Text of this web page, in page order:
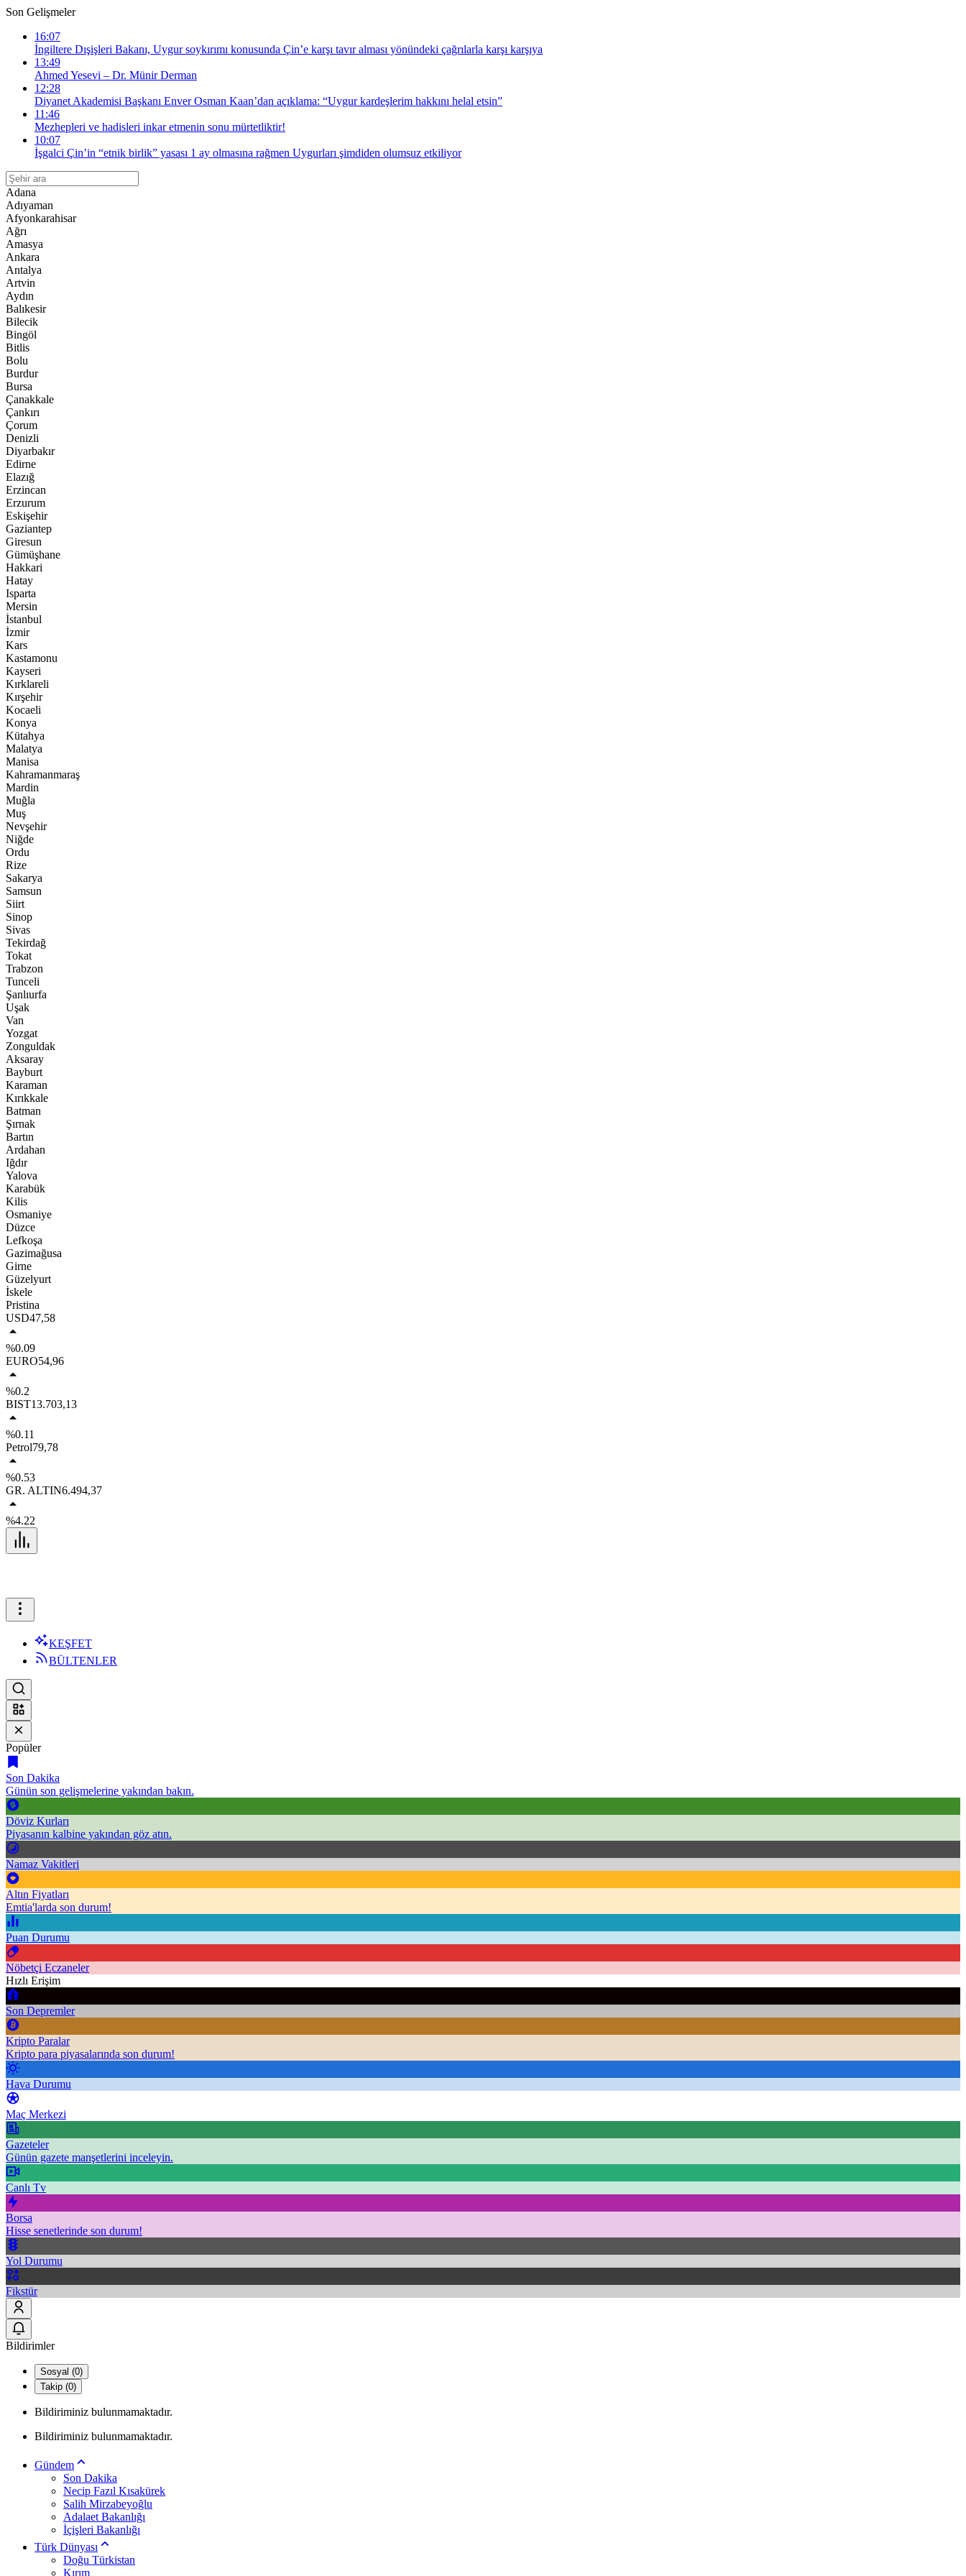
Son Gelişmeler
16:07
İngiltere Dışişleri Bakanı, Uygur soykırımı konusunda Çin’e karşı tavır alması yönündeki çağrılarla karşı karşıya
13:49
Ahmed Yesevi – Dr. Münir Derman
12:28
Diyanet Akademisi Başkanı Enver Osman Kaan’dan açıklama: “Uygur kardeşlerim hakkını helal etsin”
11:46
Mezhepleri ve hadisleri inkar etmenin sonu mürtetliktir!
10:07
İşgalci Çin’in “etnik birlik” yasası 1 ay olmasına rağmen Uygurları şimdiden olumsuz etkiliyor
Adana
Adıyaman
Afyonkarahisar
Ağrı
Amasya
Ankara
Antalya
Artvin
Aydın
Balıkesir
Bilecik
Bingöl
Bitlis
Bolu
Burdur
Bursa
Çanakkale
Çankırı
Çorum
Denizli
Diyarbakır
Edirne
Elazığ
Erzincan
Erzurum
Eskişehir
Gaziantep
Giresun
Gümüşhane
Hakkari
Hatay
Isparta
Mersin
İstanbul
İzmir
Kars
Kastamonu
Kayseri
Kırklareli
Kırşehir
Kocaeli
Konya
Kütahya
Malatya
Manisa
Kahramanmaraş
Mardin
Muğla
Muş
Nevşehir
Niğde
Ordu
Rize
Sakarya
Samsun
Siirt
Sinop
Sivas
Tekirdağ
Tokat
Trabzon
Tunceli
Şanlıurfa
Uşak
Van
Yozgat
Zonguldak
Aksaray
Bayburt
Karaman
Kırıkkale
Batman
Şırnak
Bartın
Ardahan
Iğdır
Yalova
Karabük
Kilis
Osmaniye
Düzce
Lefkoşa
Gazimağusa
Girne
Güzelyurt
İskele
Pristina
USD47,58
%0.09
EURO54,96
%0.2
BIST13.703,13
%0.11
Petrol79,78
%0.53
GR. ALTIN6.494,37
%4.22
KEŞFET
BÜLTENLER
Popüler
Son Dakika
Günün son gelişmelerine yakından bakın.
Döviz Kurları
Piyasanın kalbine yakından göz atın.
Namaz Vakitleri
Altın Fiyatları
Emtia'larda son durum!
Puan Durumu
Nöbetçi Eczaneler
Hızlı Erişim
Son Depremler
Kripto Paralar
Kripto para piyasalarında son durum!
Hava Durumu
Maç Merkezi
Gazeteler
Günün gazete manşetlerini inceleyin.
Canlı Tv
Borsa
Hisse senetlerinde son durum!
Yol Durumu
Fikstür
Bildirimler
Sosyal (0)
Takip (0)
Bildiriminiz bulunmamaktadır.
Bildiriminiz bulunmamaktadır.
Gündem
Son Dakika
Necip Fazıl Kısakürek
Salih Mirzabeyoğlu
Adalaet Bakanlığı
İçişleri Bakanlığı
Türk Dünyası
Doğu Türkistan
Kırım